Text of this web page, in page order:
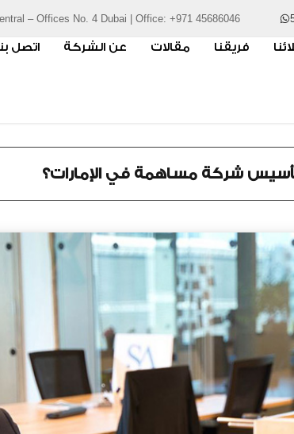
– Offices No. 4 Dubai | Office: +971 45686046
فريقنا مقالات عن الشركة اتصل
شركة مساهمة في الإمارات؟